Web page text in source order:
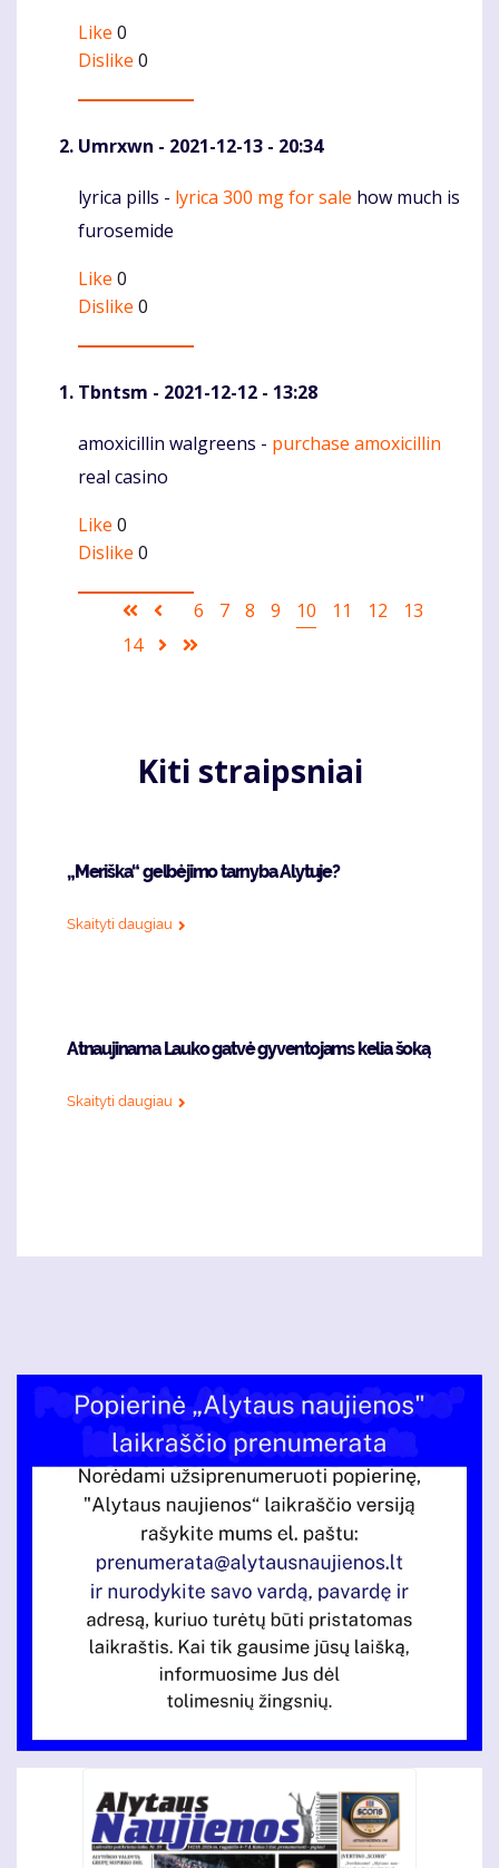
Like 0
Dislike 0
Umrxwn - 2021-12-13 - 20:34
Komentaras
lyrica pills - lyrica 300 mg for sale how much is
furosemide
Like 0
Dislike 0
Tbntsm - 2021-12-12 - 13:28
Komentaras
amoxicillin walgreens - purchase amoxicillin
real casino
Like 0
Dislike 0
Pagination
First
page
Ankstesnis
puslapis
Puslapis
6 Puslapis
7 Puslapis
8 Puslapis
9
Current
10 Puslapis
11 Puslapis
12 Puslapis
13
Puslapis
14
Sekantis
Kiti straipsniai
„Meriška“ gelbėjimo tarnyba Alytuje?
Skaityti daugiau
Atnaujinama Lauko gatvė gyventojams kelia šoką
Skaityti daugiau